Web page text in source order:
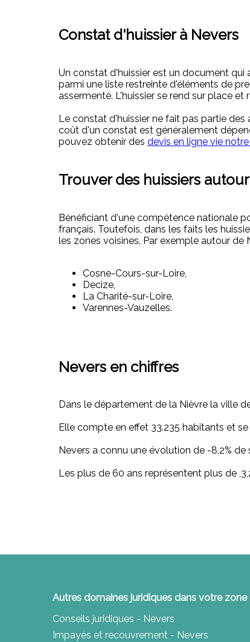
Constat d'huissier à Nevers
Un constat d'huissier est un document qui
parmi une liste restreinte d'éléments de
assermenté. L'huissier se rend sur place
Le constat d'huissier ne fait pas partie
coût d'un constat est généralement
pouvez obtenir des devis en ligne vie
Trouver des huissiers
Bénéficiant d'une compétence nationale
français. Toutefois, dans les faits les
les zones voisines. Par exemple autour de
Cosne-Cours-sur-Loire,
Decize,
La Charité-sur-Loire,
Varennes-Vauzelles.
Nevers en chiffres
Dans le département de la Nièvre la ville
Elle compte en effet 33.235 habitants et
Nevers a connu une évolution de -8,2%
Les plus de 60 ans représentent plus de
Autres domaines juridiques dans votre zone
Conseils juridiques - Nevers
Impayés et recouvrement - Nevers